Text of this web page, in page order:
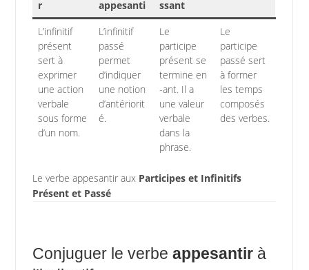
r
appesanti
ssant
L’infinitif
présent
sert à
exprimer
une action
verbale
sous forme
d’un nom.
L’infinitif
passé
permet
d’indiquer
une notion
d’antériorit
é.
Le
participe
présent se
termine en
-ant. Il a
une valeur
verbale
dans la
phrase.
Le
participe
passé sert
à former
les temps
composés
des verbes.
Le verbe appesantir aux Participes et Infinitifs
Présent et Passé
Conjuguer le verbe appesantirà